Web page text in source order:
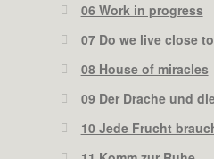
06 Work in progress
07 Do we live close
08 House of miracles
09 Der Drache und
10 Jede Frucht